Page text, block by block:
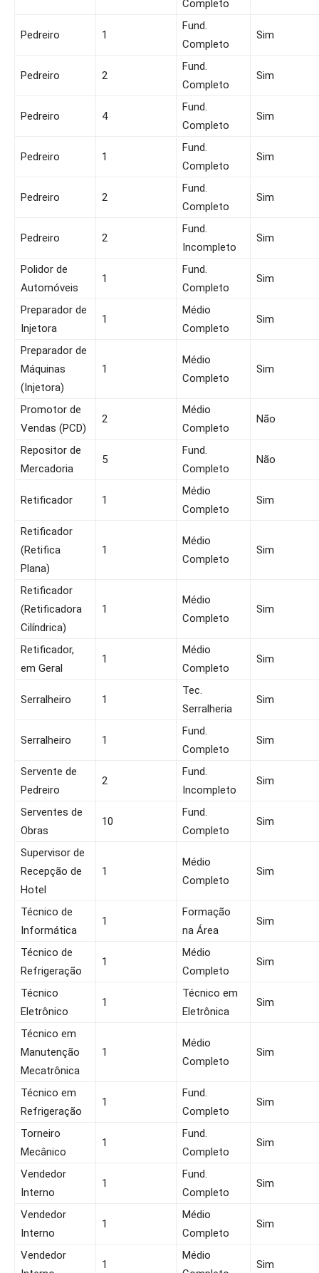
Completo
Pedreiro 1
Fund.
Completo
Sim
Pedreiro 2
Fund.
Completo
Sim
Pedreiro 4
Fund.
Completo
Sim
Pedreiro 1
Fund.
Completo
Sim
Pedreiro 2
Fund.
Completo
Sim
Pedreiro 2
Fund.
Incompleto
Sim
Polidor de
Automóveis
1
Fund.
Completo
Sim
Preparador de
Injetora
1
Médio
Completo
Sim
Preparador de
Máquinas
(Injetora)
1
Médio
Completo
Sim
Promotor de
Vendas (PCD)
2
Médio
Completo
Não
Repositor de
Mercadoria
5
Fund.
Completo
Não
Retificador 1
Médio
Completo
Sim
Retificador
(Retifica
Plana)
1
Médio
Completo
Sim
Retificador
(Retificadora
Cilíndrica)
1
Médio
Completo
Sim
Retificador,
em Geral
1
Médio
Completo
Sim
Serralheiro 1
Tec.
Serralheria
Sim
Serralheiro 1
Fund.
Completo
Sim
Servente de
Pedreiro
2
Fund.
Incompleto
Sim
Serventes de
Obras
10
Fund.
Completo
Sim
Supervisor de
Recepção de
Hotel
1
Médio
Completo
Sim
Técnico de
Informática
1
Formação
na Área
Sim
Técnico de
Refrigeração
1
Médio
Completo
Sim
Técnico
Eletrônico
1
Técnico em
Eletrônica
Sim
Técnico em
Manutenção
Mecatrônica
1
Médio
Completo
Sim
Técnico em
Refrigeração
1
Fund.
Completo
Sim
Torneiro
Mecânico
1
Fund.
Completo
Sim
Vendedor
Interno
1
Fund.
Completo
Sim
Vendedor
Interno
1
Médio
Completo
Sim
Vendedor
1
Médio
Sim